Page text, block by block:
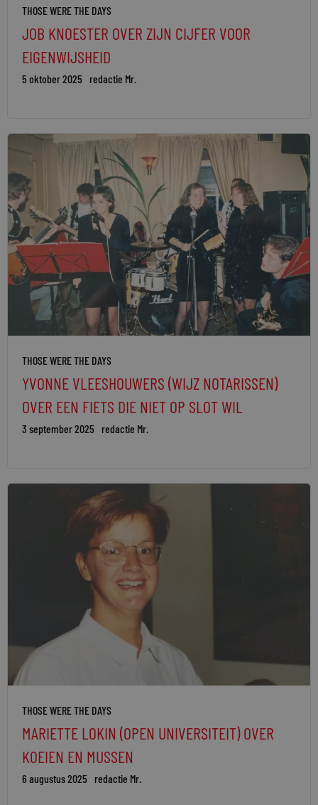
THOSE WERE THE DAYS
JOB KNOESTER OVER ZIJN CIJFER VOOR
EIGENWIJSHEID
5 oktober 2025 redactie Mr.
THOSE WERE THE DAYS
YVONNE VLEESHOUWERS (WIJZ NOTARISSEN)
OVER EEN FIETS DIE NIET OP SLOT WIL
3 september 2025 redactie Mr.
THOSE WERE THE DAYS
MARIETTE LOKIN (OPEN UNIVERSITEIT) OVER
KOEIEN EN MUSSEN
6 augustus 2025 redactie Mr.